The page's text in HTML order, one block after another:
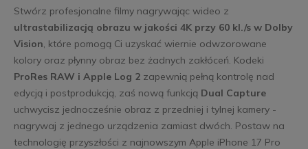
Stwórz profesjonalne filmy nagrywając wideo z
ultrastabilizacją obrazu w jakości 4K przy 60 kl./s w Dolby
Vision, które pomogą Ci uzyskać wiernie odwzorowane
kolory oraz płynny obraz bez żadnych zakłóceń. Kodeki
ProRes RAW i Apple Log 2zapewnią pełną kontrolę nad
edycją i postprodukcją, zaś nową funkcją Dual Capture
uchwycisz jednocześnie obraz z przedniej i tylnej kamery -
nagrywaj z jednego urządzenia zamiast dwóch. Postaw na
technologię przyszłości z najnowszym Apple iPhone 17 Pro